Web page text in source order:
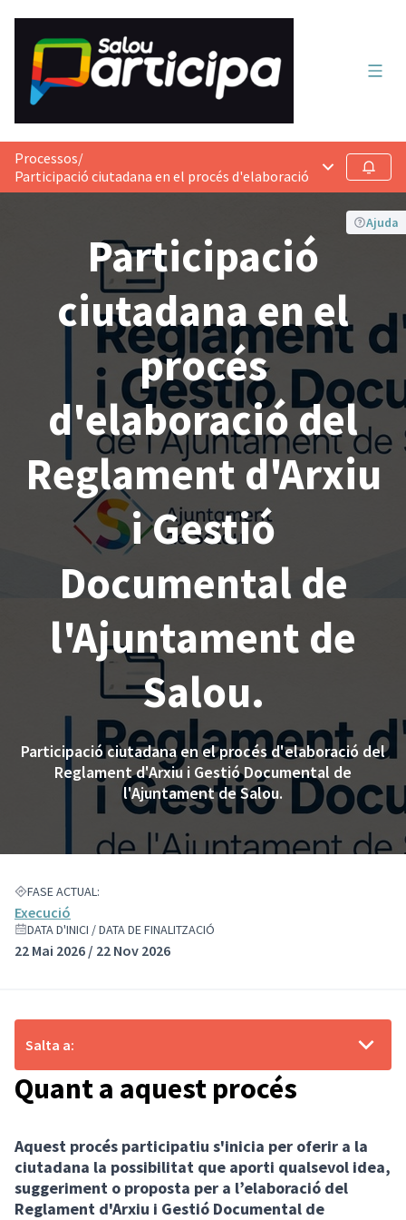
Processos/
Participació ciutadana en el procés d'elaboració delMenú Seguir
Ajuda
Participació
ciutadana en el
procés
d'elaboració del
Reglament d'Arxiu
i Gestió
Documental de
l'Ajuntament de
Salou.
Participació ciutadana en el procés d'elaboració del
Reglament d'Arxiu i Gestió Documental de
l'Ajuntament de Salou.
FASE ACTUAL:
Execució
DATA D'INICI / DATA DE FINALITZACIÓ
22 Mai 2026 / 22 Nov 2026
Quant a aquest procés
Aquest procés participatiu s'inicia per oferir a la
ciutadana la possibilitat que aporti qualsevol idea,
suggeriment o proposta per a l’elaboració del
Reglament d'Arxiu i Gestió Documental de
Salta a: